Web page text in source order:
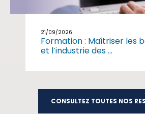
21/09/2026
Formation : Maîtriser les
et l’industrie des ...
CONSULTEZ TOUTES NOS